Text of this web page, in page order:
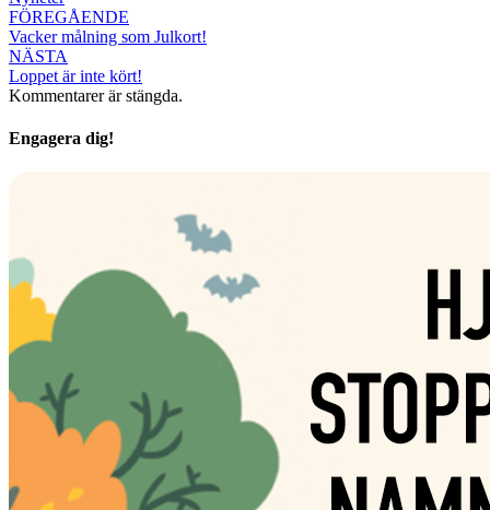
Inläggsnavigering
FÖREGÅENDE
Vacker målning som Julkort!
NÄSTA
Loppet är inte kört!
Kommentarer är stängda.
Engagera dig!